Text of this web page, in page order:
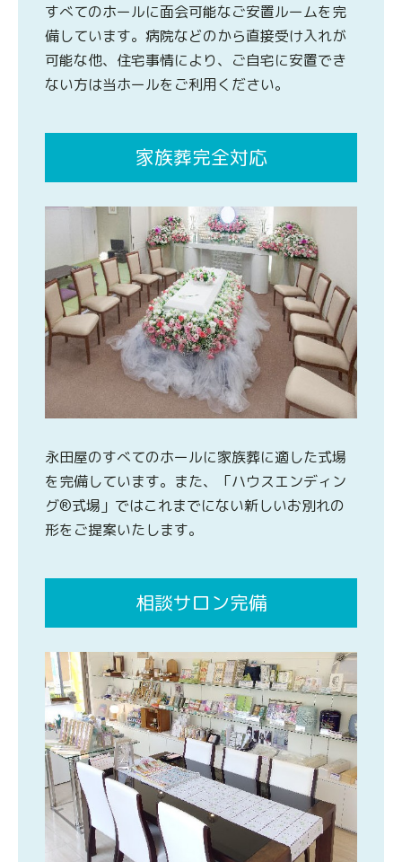
すべてのホールに面会可能なご安置ルームを完
備しています。病院などのから直接受け入れが
可能な他、住宅事情により、ご自宅に安置でき
ない方は当ホールをご利用ください。
家族葬完全対応
永田屋のすべてのホールに家族葬に適した式場
を完備しています。また、「ハウスエンディン
グ®式場」ではこれまでにない新しいお別れの
形をご提案いたします。
相談サロン完備